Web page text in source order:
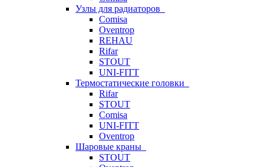
Узлы для радиаторов
Comisa
Oventrop
REHAU
Rifar
STOUT
UNI-FITT
Термостатические головки
Rifar
STOUT
Comisa
UNI-FITT
Oventrop
Шаровые краны
STOUT